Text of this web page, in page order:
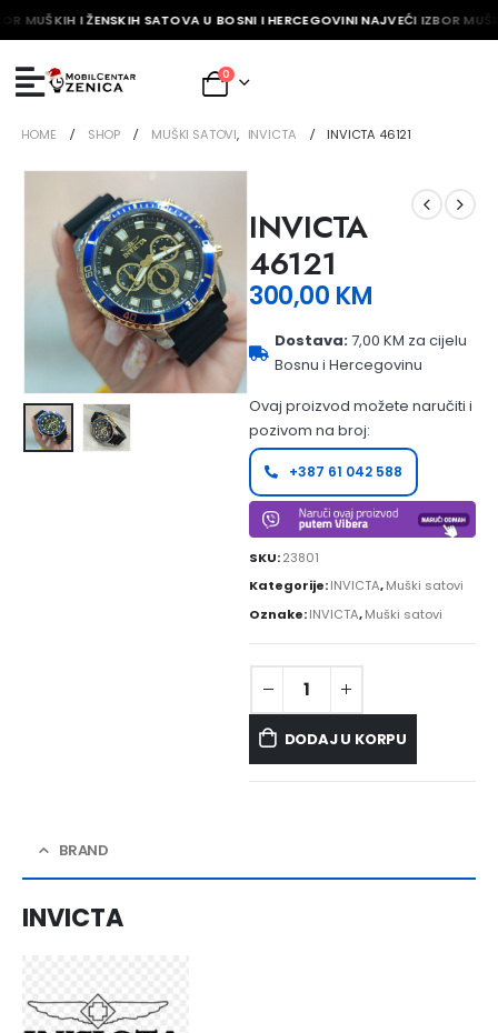
MUŠKIH I ŽENSKIH SATOVA U BOSNI I HERCEGOVINI NAJVEĆI IZBOR
0
HOME SHOP MUŠKI SATOVI, INVICTA INVICTA 46121
INVICTA
46121
300,00 KM
Dostava:7,00 KM za cijelu
Bosnu i Hercegovinu
Ovaj proizvod možete naručiti i
pozivom na broj:
+387 61 042 588
SKU:23801
Kategorije:INVICTA,Muški satovi
Oznake:INVICTA,Muški satovi
DODAJ U KORPU
BRAND
INVICTA